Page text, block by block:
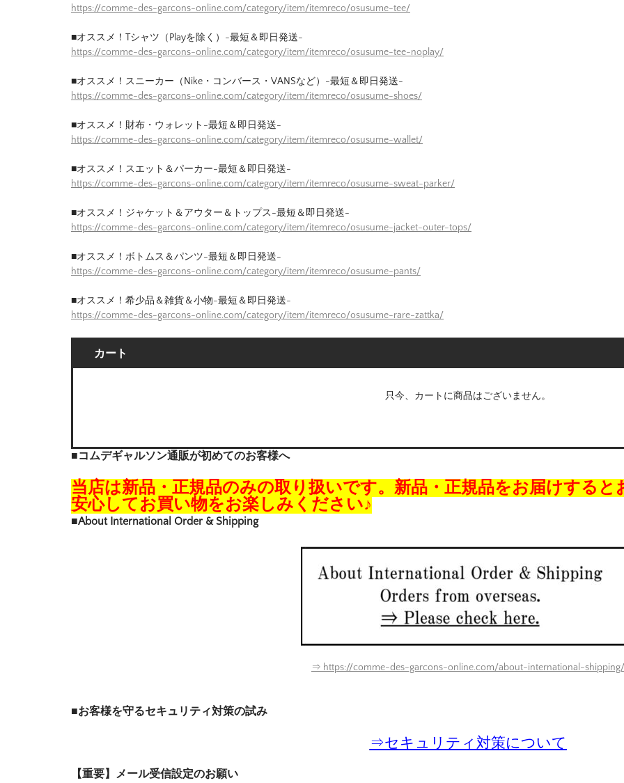
https://comme-des-garcons-online.com/category/item/itemreco/osusume-tee/
■オススメ！Tシャツ（Playを除く）-最短＆即日発送-
https://comme-des-garcons-online.com/category/item/itemreco/osusume-tee-noplay/
■オススメ！スニーカー（Nike・コンバース・VANSなど）-最短＆即日発送-
https://comme-des-garcons-online.com/category/item/itemreco/osusume-shoes/
■オススメ！財布・ウォレット-最短＆即日発送-
https://comme-des-garcons-online.com/category/item/itemreco/osusume-wallet/
■オススメ！スエット＆パーカー-最短＆即日発送-
https://comme-des-garcons-online.com/category/item/itemreco/osusume-sweat-parker/
■オススメ！ジャケット＆アウター＆トップス-最短＆即日発送-
https://comme-des-garcons-online.com/category/item/itemreco/osusume-jacket-outer-tops/
■オススメ！ボトムス＆パンツ-最短＆即日発送-
https://comme-des-garcons-online.com/category/item/itemreco/osusume-pants/
■オススメ！希少品＆雑貨＆小物-最短＆即日発送-
https://comme-des-garcons-online.com/category/item/itemreco/osusume-rare-zattka/
カート
只今、カートに商品はございません。
■コムデギャルソン通販が初めてのお客様へ
当店は新品・正規品のみの取り扱いです。新品・正規品をお届けすると
安心してお買い物をお楽しみください♪
■About International Order & Shipping
⇒ https://comme-des-garcons-online.com/about-international-shipping/
■お客様を守るセキュリティ対策の試み
⇒セキュリティ対策について
【重要】メール受信設定のお願い